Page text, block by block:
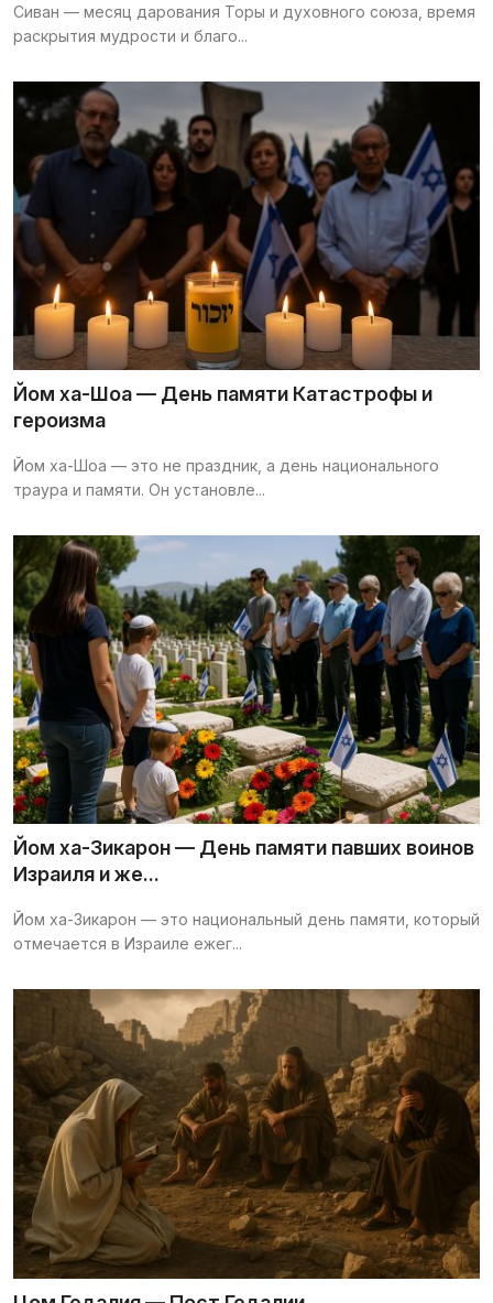
Сиван — месяц дарования Торы и духовного союза, время
раскрытия мудрости и благо...
Йом ха-Шоа — День памяти Катастрофы и
героизма
Йом ха-Шоа — это не праздник, а день национального
траура и памяти. Он установле...
Йом ха-Зикарон — День памяти павших воинов
Израиля и же...
Йом ха-Зикарон — это национальный день памяти, который
отмечается в Израиле ежег...